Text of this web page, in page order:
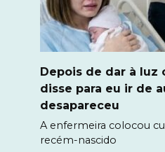
Depois de dar à luz
disse para eu ir de
desapareceu
A enfermeira colocou
recém-nascido